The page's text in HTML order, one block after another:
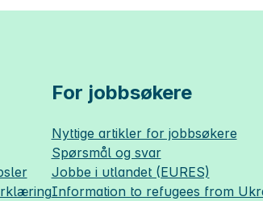
For jobbsøkere
Nyttige artikler for jobbsøkere
Spørsmål og svar
Jobbe i utlandet (EURES)
Information to refugees from